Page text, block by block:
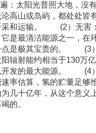
太阳光普照大地，没有
高山或岛屿，都处处皆
采和运输。 (2）无害
是最清洁能源之一，在
点是极其宝贵的。 (3
辐射能约相当于130万
开发的最大能源。 (4
率估算，氢的贮量足够
几十亿年，从这个意义
的。